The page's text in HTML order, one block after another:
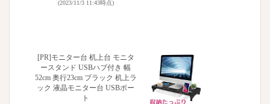
(2023/11/3 11:43時点)
[PR]モニター台 机上台 モニタ
ースタンド USBハブ付き 幅
52cm 奥行23cm ブラック 机上ラ
ック 液晶モニター台 USBポー
ト